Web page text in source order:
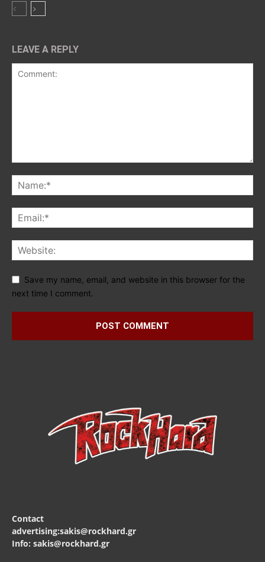
LEAVE A REPLY
Save my name, email, and website in this browser for the
next time I comment.
Contact
advertising:sakis@rockhard.gr
Info: sakis@rockhard.gr